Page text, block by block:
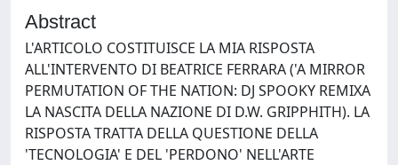
Abstract
L'ARTICOLO COSTITUISCE LA MIA RISPOSTA
ALL'INTERVENTO DI BEATRICE FERRARA ('A MIRROR
PERMUTATION OF THE NATION: DJ SPOOKY REMIXA
LA NASCITA DELLA NAZIONE DI D.W. GRIPPHITH). LA
RISPOSTA TRATTA DELLA QUESTIONE DELLA
'TECNOLOGIA' E DEL 'PERDONO' NELL'ARTE